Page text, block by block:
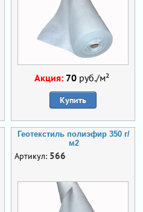
Акция: 70руб./м²
Купить
Геотекстиль полиэфир 350 г/
м2
Артикул: 566